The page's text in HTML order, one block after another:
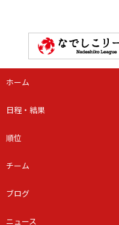
ホーム
日程・結果
順位
チーム
ブログ
ニュース